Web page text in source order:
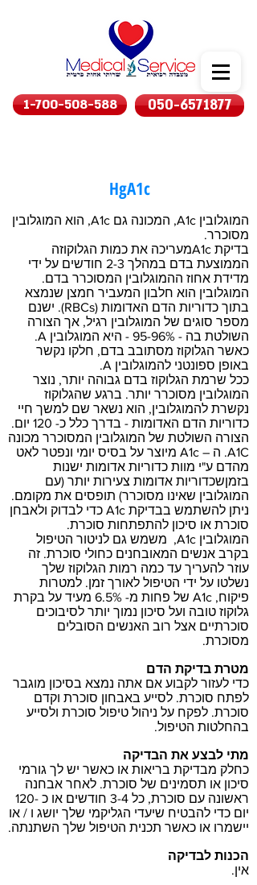
1-700-508-588 050-6571877
HgA1c
המוגלובין A1c, המכונה גם A1c, הוא המוגלובין
מסוכרר.
בדיקת A1cמעריכה את כמות הגלוקוזה
הממוצעת בדם במהלך 2-3 חודשים על ידי
מדידת אחוז ההמוגלובין המסוכרר בדם.
המוגלובין הוא חלבון המעביר חמצן שנמצא
בתוך כדוריות הדם האדומות (RBCs). ישנם
מספר סוגים של המוגלובין רגיל, אך הצורה
השולטת בה - 95-96% - היא המוגלובין A.
כאשר הגלוקוז מסתובב בדם, חלקו נקשר
באופן ספונטני להמוגלובין A.
ככל שרמת הגלוקוז בדם גבוהה יותר, נוצר
המוגלובין מסוכרר יותר. ברגע שהגלוקוז
נקשרת להמוגלובין, הוא נשאר שם למשך חיי
כדוריות הדם האדומות - בדרך כלל כ- 120 יום.
הצורה השולטת של המוגלובין המסוכרר מכונה
A1C. ה – A1c מיוצר על בסיס יומי ונפטר לאט
מהדם ע"י מוות כדוריות אדומות ישנות
בזמןשכדוריות אדומות צעירות יותר (עם
המוגלובין שאינו מסוכרר) תופסים את מקומם.
ניתן להשתמש בבדיקת A1c כדי לבדוק ולאבחן
סוכרת או סיכון להתפתחות סוכרת.
המוגלובין A1c, משמש גם לניטור הטיפול
בקרב אנשים המאובחנים כחולי סוכרת. זה
עוזר להעריך עד כמה רמות הגלוקוז שלך
נשלטו על ידי הטיפול לאורך זמן. למטרות
פיקוח, A1c של פחות מ- 6.5% מעיד על בקרת
גלוקוז טובה ועל סיכון נמוך יותר לסיבוכים
סוכרתיים אצל רוב האנשים הסובלים
מסוכרת.
מטרת בדיקת הדם
כדי לעזור לקבוע אם אתה נמצא בסיכון מוגבר
לפתח סוכרת. לסייע באבחון סוכרת וקדם
סוכרת. לפקח על ניהול טיפול סוכרת ולסייע
בהחלטות הטיפול.
מתי לבצע את הבדיקה
כחלק מבדיקת בריאות או כאשר יש לך גורמי
סיכון או תסמינים של סוכרת. לאחר אבחנה
ראשונה עם סוכרת, כל 3-4 חודשים או כ -120
יום כדי להבטיח שיעדי הגליקמי שלך יושג ו / או
יישמרו או כאשר תכנית הטיפול שלך השתנתה.
הכנות לבדיקה
אין.